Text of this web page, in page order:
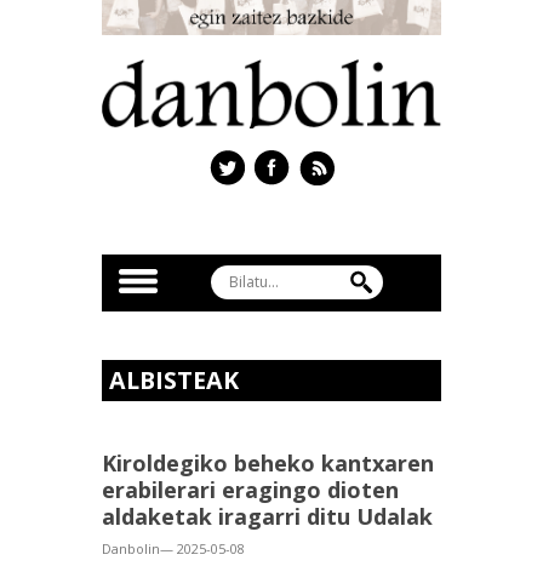
ALBISTEAK
Kiroldegiko beheko kantxaren
erabilerari eragingo dioten
aldaketak iragarri ditu Udalak
Danbolin— 2025-05-08